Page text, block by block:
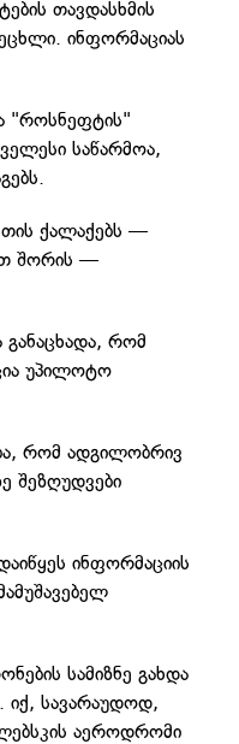
თავდასხმის
ინფორმაციას
"როსნეფტის"
საწარმოა,
ქალაქებს —
შორის —
რომ
უპილოტო
რომ ადგილობრივ
შეზღუდვები
ინფორმაციის
სამიზნე გახდა
იქ, სავარაუდოდ,
აეროდრომი